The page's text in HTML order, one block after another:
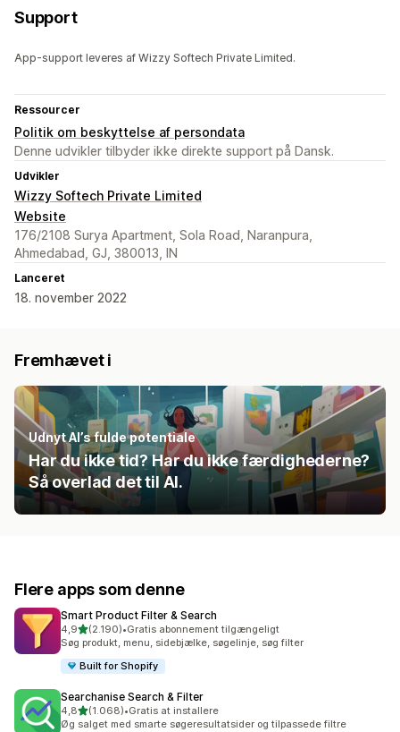
Support
App-support leveres af Wizzy Softech Private Limited.
Ressourcer
Politik om beskyttelse af persondata
Denne udvikler tilbyder ikke direkte support på Dansk.
Udvikler
Wizzy Softech Private Limited
Website
176/2108 Surya Apartment, Sola Road, Naranpura,
Ahmedabad, GJ, 380013, IN
Lanceret
18. november 2022
Fremhævet i
Udnyt AI’s fulde potentiale
Har du ikke tid? Har du ikke færdighederne?
Så overlad det til AI.
Flere apps som denne
Smart Product Filter & Search
4,9ud af 5 stjerner
(2.190)
2190 anmeldelser i alt
•Gratis abonnement tilgængeligt
Søg produkt, menu, sidebjælke, søgelinje, søg filter
Built for Shopify
Searchanise Search & Filter
4,8ud af 5 stjerner
(1.068)
1068 anmeldelser i alt
•Gratis at installere
Øg salget med smarte søgeresultatsider og tilpassede filtre